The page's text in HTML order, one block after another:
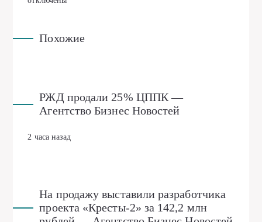
Похожие
РЖД продали 25% ЦППК —
Агентство Бизнес Новостей
2 часа назад
На продажу выставили разработчика
проекта «Кресты-2» за 142,2 млн